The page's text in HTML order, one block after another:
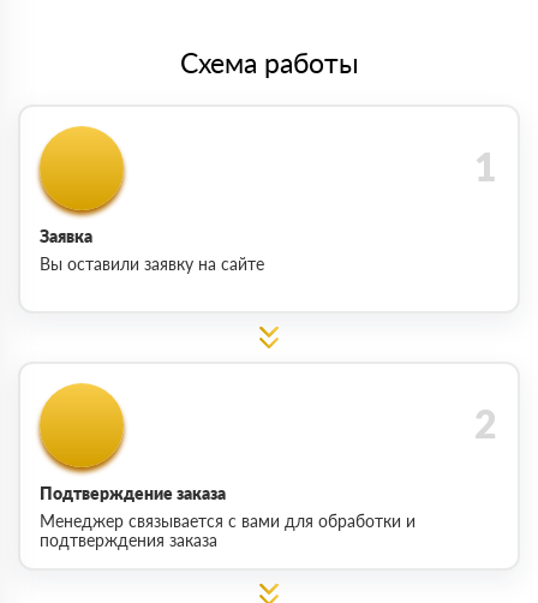
Схема работы
Заявка
Вы оставили заявку на сайте
Подтверждение заказа
Менеджер связывается с вами для обработки и
подтверждения заказа